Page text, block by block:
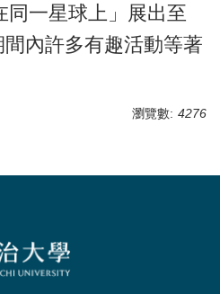
同一星球上」展出至
內許多有趣活動等著
瀏覽數: 4276